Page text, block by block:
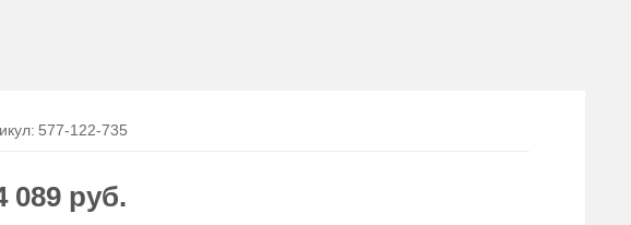
577-122-735
089 руб.